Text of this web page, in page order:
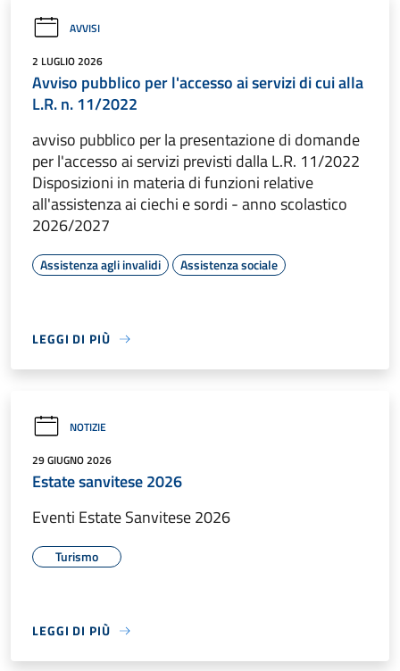
AVVISI
2 LUGLIO 2026
Avviso pubblico per l'accesso ai servizi di cui alla
L.R. n. 11/2022
avviso pubblico per la presentazione di domande
per l'accesso ai servizi previsti dalla L.R. 11/2022
Disposizioni in materia di funzioni relative
all'assistenza ai ciechi e sordi - anno scolastico
2026/2027
Assistenza agli invalidi Assistenza sociale
LEGGI DI PIÙ
NOTIZIE
29 GIUGNO 2026
Estate sanvitese 2026
Eventi Estate Sanvitese 2026
Turismo
LEGGI DI PIÙ